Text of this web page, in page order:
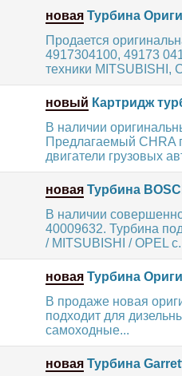
новая Турбина
Продается
4917304100, 49173
техники MITSUBISHI,
новый Картридж
В наличии
Предлагаемый CHRA
двигатели грузовых
новая Турбина
В наличии
40009632. Турбина
/ MITSUBISHI / OPEL
новая Турбина
В продаже новая
подходит для
самоходные...
новая Турбина